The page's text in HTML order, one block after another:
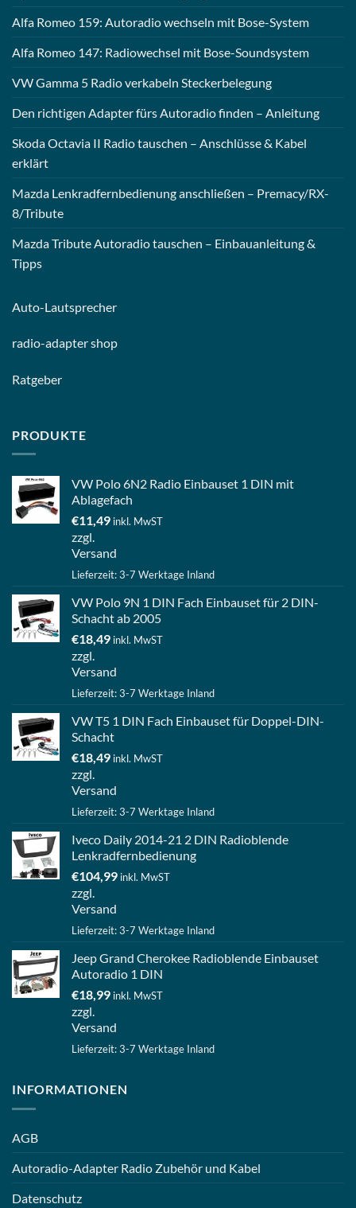
Alfa Romeo 159: Autoradio wechseln mit Bose-System
Alfa Romeo 147: Radiowechsel mit Bose-Soundsystem
VW Gamma 5 Radio verkabeln Steckerbelegung
Den richtigen Adapter fürs Autoradio finden – Anleitung
Skoda Octavia II Radio tauschen – Anschlüsse & Kabel
erklärt
Mazda Lenkradfernbedienung anschließen – Premacy/RX-
8/Tribute
Mazda Tribute Autoradio tauschen – Einbauanleitung &
Tipps
Auto-Lautsprecher
radio-adapter shop
Ratgeber
PRODUKTE
VW Polo 6N2 Radio Einbauset 1 DIN mit
Ablagefach
€11,49 inkl. MwST
zzgl.
Versand
Lieferzeit: 3-7 Werktage Inland
VW Polo 9N 1 DIN Fach Einbauset für 2 DIN-
Schacht ab 2005
€18,49 inkl. MwST
zzgl.
Versand
Lieferzeit: 3-7 Werktage Inland
VW T5 1 DIN Fach Einbauset für Doppel-DIN-
Schacht
€18,49 inkl. MwST
zzgl.
Versand
Lieferzeit: 3-7 Werktage Inland
Iveco Daily 2014-21 2 DIN Radioblende
Lenkradfernbedienung
€104,99 inkl. MwST
zzgl.
Versand
Lieferzeit: 3-7 Werktage Inland
Jeep Grand Cherokee Radioblende Einbauset
Autoradio 1 DIN
€18,99 inkl. MwST
zzgl.
Versand
Lieferzeit: 3-7 Werktage Inland
INFORMATIONEN
AGB
Autoradio-Adapter Radio Zubehör und Kabel
Datenschutz